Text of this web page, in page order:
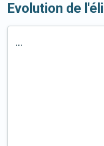
Evolution de
...